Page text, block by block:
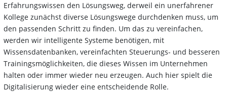
Erfahrungswissen den Lösungsweg, derweil ein unerfahrener
Kollege zunächst diverse Lösungswege durchdenken muss, um
den passenden Schritt zu finden. Um das zu vereinfachen,
werden wir intelligente Systeme benötigen, mit
Wissensdatenbanken, vereinfachten Steuerungs- und besseren
Trainingsmöglichkeiten, die dieses Wissen im Unternehmen
halten oder immer wieder neu erzeugen. Auch hier spielt die
Digitalisierung wieder eine entscheidende Rolle.